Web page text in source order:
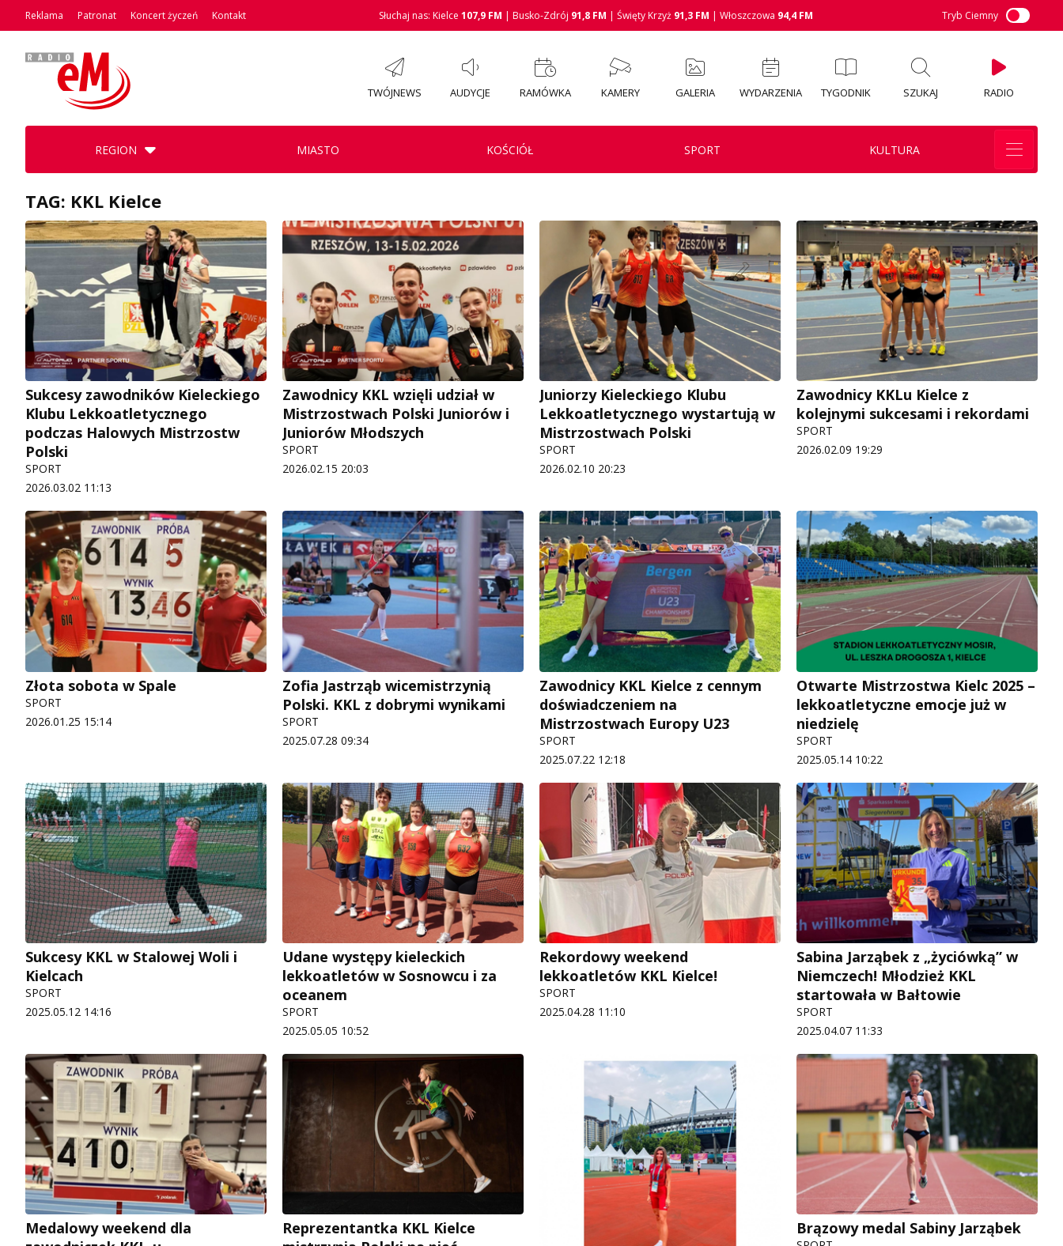
Reklama Patronat Koncert życzeń Kontakt Słuchaj nas: Kielce 107,9 FM | Busko-Zdrój 91,8 FM | Święty Krzyż 91,3 FM | Włoszczowa 94,4 FM Tryb Ciemny
TWÓJNEWS AUDYCJE RAMÓWKA KAMERY GALERIA WYDARZENIA TYGODNIK SZUKAJ RADIO
REGION MIASTO KOŚCIÓŁ SPORT KULTURA
TAG: KKL Kielce
Sukcesy zawodników Kieleckiego
Klubu Lekkoatletycznego
podczas Halowych Mistrzostw
Polski
SPORT
2026.03.02 11:13
Zawodnicy KKL wzięli udział w
Mistrzostwach Polski Juniorów i
Juniorów Młodszych
SPORT
2026.02.15 20:03
Juniorzy Kieleckiego Klubu
Lekkoatletycznego wystartują w
Mistrzostwach Polski
SPORT
2026.02.10 20:23
Zawodnicy KKLu Kielce z
kolejnymi sukcesami i rekordami
SPORT
2026.02.09 19:29
Złota sobota w Spale
SPORT
2026.01.25 15:14
Zofia Jastrząb wicemistrzynią
Polski. KKL z dobrymi wynikami
SPORT
2025.07.28 09:34
Zawodnicy KKL Kielce z cennym
doświadczeniem na
Mistrzostwach Europy U23
SPORT
2025.07.22 12:18
Otwarte Mistrzostwa Kielc 2025 –
lekkoatletyczne emocje już w
niedzielę
SPORT
2025.05.14 10:22
Sukcesy KKL w Stalowej Woli i
Kielcach
SPORT
2025.05.12 14:16
Udane występy kieleckich
lekkoatletów w Sosnowcu i za
oceanem
SPORT
2025.05.05 10:52
Rekordowy weekend
lekkoatletów KKL Kielce!
SPORT
2025.04.28 11:10
Sabina Jarząbek z „życiówką” w
Niemczech! Młodzież KKL
startowała w Bałtowie
SPORT
2025.04.07 11:33
Medalowy weekend dla
Reprezentantka KKL Kielce
Brązowy medal Sabiny Jarząbek